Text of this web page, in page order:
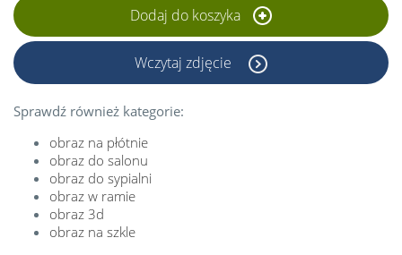
Dodaj do koszyka
Wczytaj zdjęcie
Sprawdź również kategorie:
obraz na płótnie
obraz do salonu
obraz do sypialni
obraz w ramie
obraz 3d
obraz na szkle